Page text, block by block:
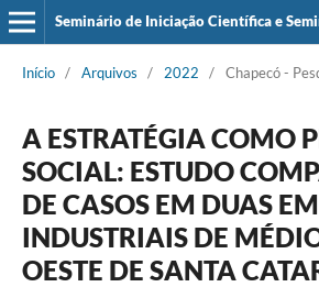
Início / Arquivos / 2022 / Chapecó -
A ESTRATÉGIA COMO
SOCIAL: ESTUDO
DE CASOS EM DUAS
INDUSTRIAIS DE
OESTE DE SANTA